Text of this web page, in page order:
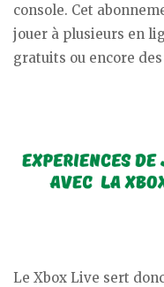
console. Cet
jouer à plusieurs en
gratuits ou encore
Le Xbox Live sert